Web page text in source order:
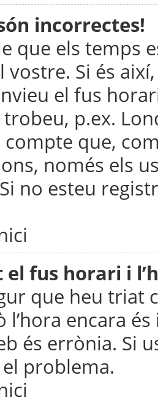
incorrectes!
que els temps
Si és
el fus
p.ex.
compte que,
només els
no esteu
el fus horari i
que heu triat
l’hora encara
és errònia. Si
problema.